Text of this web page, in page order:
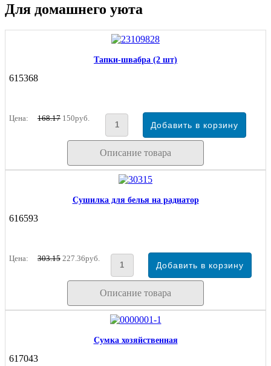
Для домашнего уюта
Тапки-швабра (2 шт)
615368
Цена: 168.17 150руб.
Описание товара
Сушилка для белья на радиатор
616593
Цена: 303.15 227.36руб.
Описание товара
Сумка хозяйственная
617043